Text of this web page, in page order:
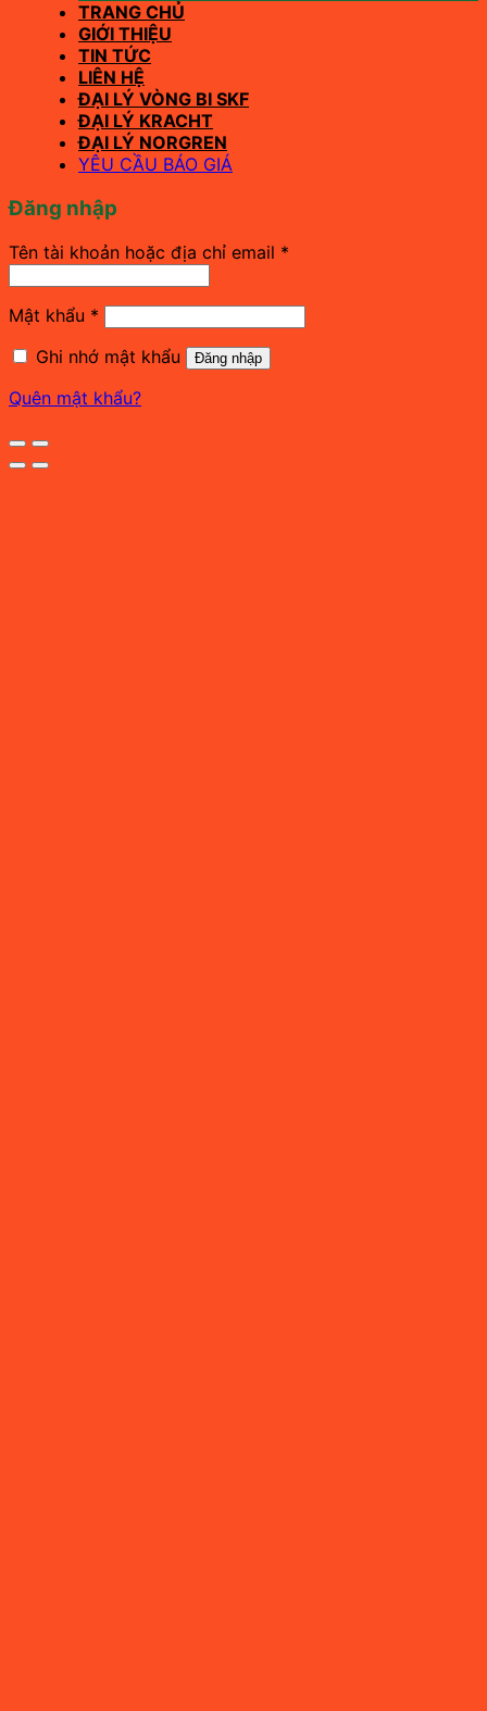
TRANG CHỦ
GIỚI THIỆU
TIN TỨC
LIÊN HỆ
ĐẠI LÝ VÒNG BI SKF
ĐẠI LÝ KRACHT
ĐẠI LÝ NORGREN
YÊU CẦU BÁO GIÁ
Đăng nhập
Tên tài khoản hoặc địa chỉ email *
Mật khẩu * Bắt
buộc
Ghi nhớ mật khẩu
Đăng nhập
Quên mật khẩu?